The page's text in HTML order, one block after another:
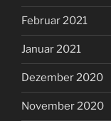
Februar 2021
Januar 2021
Dezember 2020
November 2020